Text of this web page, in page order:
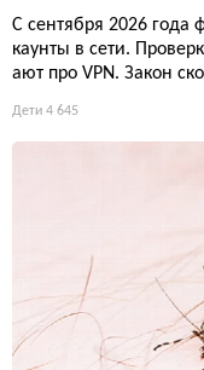
С сентября 2026 года
каунты в сети.
ают про VPN. Закон
Дети 4 645